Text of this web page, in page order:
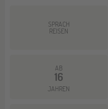
SPRACH
REISEN
AB
16
JAHREN